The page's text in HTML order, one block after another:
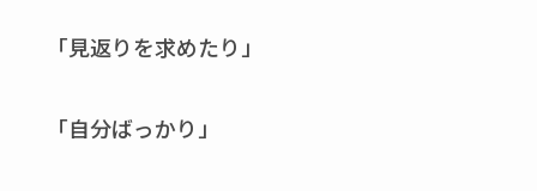
「見返りを求めたり」
「自分ばっかり」